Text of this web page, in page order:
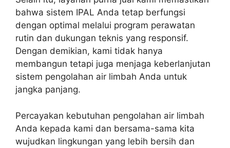
bahwa sistem IPAL Anda tetap berfungsi
dengan optimal melalui program perawatan
rutin dan dukungan teknis yang responsif.
Dengan demikian, kami tidak hanya
membangun tetapi juga menjaga keberlanjutan
sistem pengolahan air limbah Anda untuk
jangka panjang.
Percayakan kebutuhan pengolahan air limbah
Anda kepada kami dan bersama-sama kita
wujudkan lingkungan yang lebih bersih dan